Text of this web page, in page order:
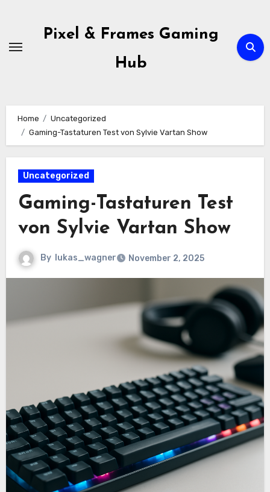
content
Pixel & Frames Gaming
Hub
Home
Uncategorized
Gaming-Tastaturen Test von Sylvie Vartan Show
Uncategorized
Gaming-Tastaturen Test
von Sylvie Vartan Show
By lukas_wagner November 2, 2025